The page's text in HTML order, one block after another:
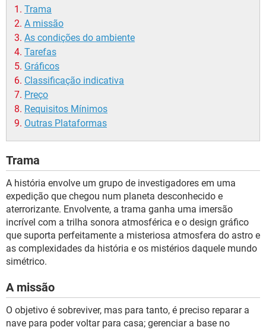
Trama
A missão
As condições do ambiente
Tarefas
Gráficos
Classificação indicativa
Preço
Requisitos Mínimos
Outras Plataformas
Trama
A história envolve um grupo de investigadores em uma
expedição que chegou num planeta desconhecido e
aterrorizante. Envolvente, a trama ganha uma imersão
incrível com a trilha sonora atmosférica e o design gráfico
que suporta perfeitamente a misteriosa atmosfera do astro e
as complexidades da história e os mistérios daquele mundo
simétrico.
A missão
O objetivo é sobreviver, mas para tanto, é preciso reparar a
nave para poder voltar para casa; gerenciar a base no